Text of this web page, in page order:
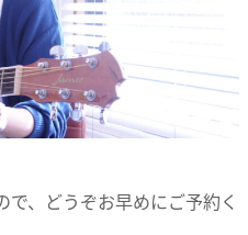
、 どうぞお早めにご予約く